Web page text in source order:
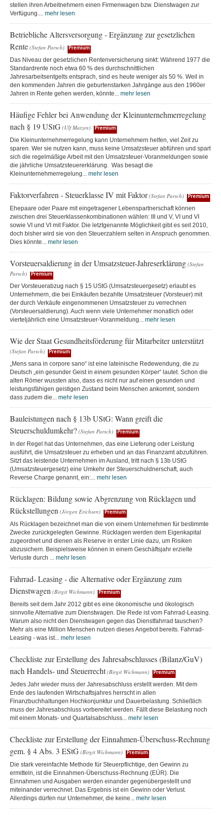
stellen ihren Arbeitnehmern einen Firmenwagen bzw. Dienstwagen zur
Verfügung.... mehr lesen
Betriebliche Altersversorgung - Ergänzung zur gesetzlichen
Rente (Stefan Parsch) Premium
Das Niveau der gesetzlichen Rentenversicherung sinkt: Während 1977 die
Standardrente noch etwa 60 % des durchschnittlichen
Jahresarbeitsentgelts entsprach, sind es heute weniger als 50 %. Weil in
den kommenden Jahren die geburtenstarken Jahrgänge aus den 1960er
Jahren in Rente gehen werden, könnte... mehr lesen
Häufige Fehler bei Anwendung der Kleinunternehmerregelung
nach § 19 UStG (Ulf Matzen) Premium
Die Kleinunternehmerregelung kann Unternehmern helfen, viel Zeit zu
sparen. Wer sie nutzen kann, muss keine Umsatzsteuer abführen und spart
sich die regelmäßige Arbeit mit den Umsatzsteuer-Voranmeldungen sowie
die jährliche Umsatzsteuererklärung. Was besagt die
Kleinunternehmerregelung... mehr lesen
Faktorverfahren - Steuerklasse IV mit Faktor (Stefan Parsch) Premium
Ehepaare oder Paare mit eingetragener Lebenspartnerschaft können
zwischen drei Steuerklassenkombinationen wählen: III und V, VI und VI
sowie VI und VI mit Faktor. Die letztgenannte Möglichkeit gibt es seit 2010,
doch bisher wird sie von den Steuerzahlern selten in Anspruch genommen.
Dies könnte... mehr lesen
Vorsteuersaldierung in der Umsatzsteuer-Jahreserklärung (Stefan
Parsch)
Premium
Der Vorsteuerabzug nach § 15 UStG (Umsatzsteuergesetz) erlaubt es
Unternehmern, die bei Einkäufen bezahlte Umsatzsteuer (Vorsteuer) mit
der durch Verkäufe eingenommenen Umsatzsteuer zu verrechnen
(Vorsteuersaldierung). Auch wenn viele Unternehmer monatlich oder
vierteljährlich eine Umsatzsteuer-Voranmeldung... mehr lesen
Wie der Staat Gesundheitsförderung für Mitarbeiter unterstützt
(Stefan Parsch) Premium
„Mens sana in corpore sano“ ist eine lateinische Redewendung, die zu
Deutsch „ein gesunder Geist in einem gesunden Körper“ lautet. Schon die
alten Römer wussten also, dass es nicht nur auf einen gesunden und
leistungsfähigen geistigen Zustand beim Menschen ankommt, sondern
dass zudem die... mehr lesen
Bauleistungen nach § 13b UStG: Wann greift die
Steuerschuldumkehr? (Stefan Parsch) Premium
In der Regel hat das Unternehmen, das eine Lieferung oder Leistung
ausführt, die Umsatzsteuer zu erheben und an das Finanzamt abzuführen.
Sitzt das leistende Unternehmen im Ausland, tritt nach § 13b UStG
(Umsatzsteuergesetz) eine Umkehr der Steuerschuldnerschaft, auch
Reverse Charge genannt, ein:... mehr lesen
Rücklagen: Bildung sowie Abgrenzung von Rücklagen und
Rückstellungen (Jörgen Erichsen) Premium
Als Rücklagen bezeichnet man die von einem Unternehmen für bestimmte
Zwecke zurückgelegten Gewinne. Rücklagen werden dem Eigenkapital
zugeordnet und dienen als Reserve in erster Linie dazu, um Risiken
abzusichern. Beispielsweise können in einem Geschäftsjahr erzielte
Verluste durch ... mehr lesen
Fahrrad- Leasing - die Alternative oder Ergänzung zum
Dienstwagen (Birgit Wichmann) Premium
Bereits seit dem Jahr 2012 gibt es eine ökonomische und ökologisch
sinnvolle Alternative zum Dienstwagen. Die Rede ist vom Fahrrad-Leasing.
Warum also nicht den Dienstwagen gegen das Dienstfahrrad tauschen?
Mehr als eine Million Menschen nutzen dieses Angebot bereits. Fahrrad-
Leasing - was ist... mehr lesen
Checkliste zur Erstellung des Jahresabschlusses (Bilanz/GuV)
nach Handels- und Steuerrecht (Birgit Wichmann) Premium
Jedes Jahr wieder muss der Jahresabschluss erstellt werden. Mit dem
Ende des laufenden Wirtschaftsjahres herrscht in allen
Finanzbuchhaltungen Hochkonjunktur und Dauerbelastung. Schließlich
muss der Jahresabschluss vorbereitet werden. Fällt diese Belastung noch
mit einem Monats- und Quartalsabschluss... mehr lesen
Checkliste zur Erstellung der Einnahmen-Überschuss-Rechnung
gem. § 4 Abs. 3 EStG (Birgit Wichmann) Premium
Die stark vereinfachte Methode für Steuerpflichtige, den Gewinn zu
ermitteln, ist die Einnahmen-Überschuss-Rechnung (EÜR). Die
Einnahmen und Ausgaben werden einander gegenübergestellt und
miteinander verrechnet. Das Ergebnis ist ein Gewinn oder Verlust.
Allerdings dürfen nur Unternehmer, die keine... mehr lesen